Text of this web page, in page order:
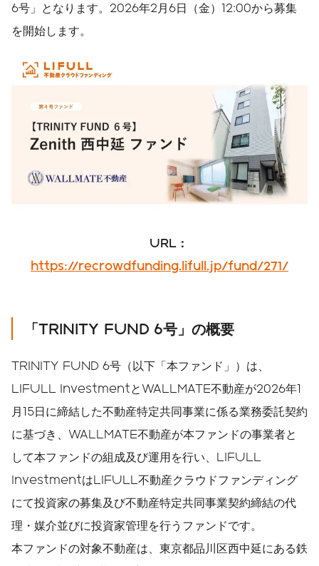
6号」となります。2026年2月6日（金）12:00から募集
を開始します。
URL：
https://recrowdfunding.lifull.jp/fund/271/
「TRINITY FUND 6号」の概要
TRINITY FUND 6号（以下「本ファンド」）は、
LIFULL InvestmentとWALLMATE不動産が2026年1
月15日に締結した不動産特定共同事業に係る業務委託契約
に基づき、WALLMATE不動産が本ファンドの事業者と
して本ファンドの組成及び運用を行い、LIFULL
InvestmentはLIFULL不動産クラウドファンディング
にて投資家の募集及び不動産特定共同事業契約締結の代
理・媒介並びに投資家管理を行うファンドです。
本ファンドの対象不動産は、東京都品川区西中延にある鉄